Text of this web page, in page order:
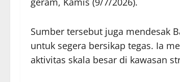
Sumber tersebut juga mendesak
untuk segera bersikap tegas. Ia
aktivitas skala besar di kawasan